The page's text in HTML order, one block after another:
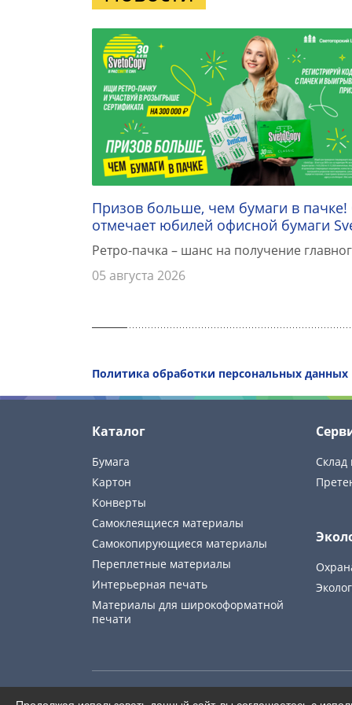
Призов больше, чем бумаги в пачке!
отмечает юбилей офисной бумаги
Ретро-пачка – шанс на получение
05 августа 2026
Политика обработки персональных данных
Каталог
Бумага
Картон
Конверты
Самоклеящиеся материалы
Самокопирующиеся материалы
Переплетные материалы
Интерьерная печать
Материалы для широкоформатной
печати
Склад
© Europapier. 2026